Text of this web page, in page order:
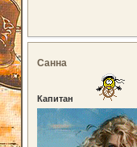
Санна
Капитан